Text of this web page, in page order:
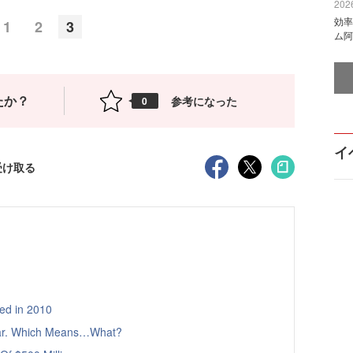
1 2 3
？ 0 参考になった
取る
in 2010
Which Means…What?
効
ム
イ